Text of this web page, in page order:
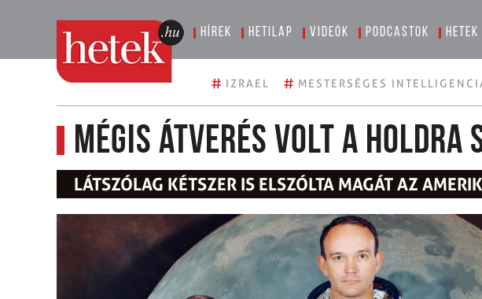
Hírek Hetilap Videók Podcastok
# IZRAEL # MESTERSÉGES
Mégis átverés volt a holdra
LÁTSZÓLAG KÉTSZER IS ELSZÓLTA MAGÁT AZ